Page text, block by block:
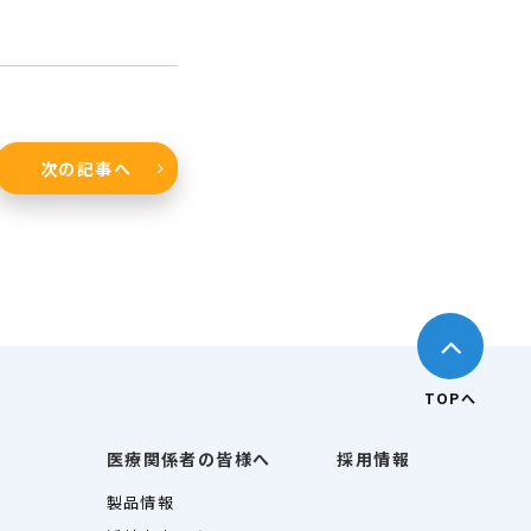
次の記事へ
TOPへ
医療関係者の皆様へ
製品情報
採用情報